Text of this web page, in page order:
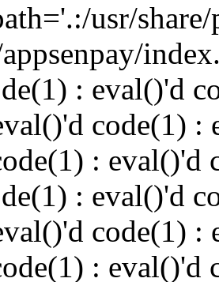
usr/
: eval()'d
code(1) :
: eval()'d
: eval()'d
code(1) :
: eval()'d